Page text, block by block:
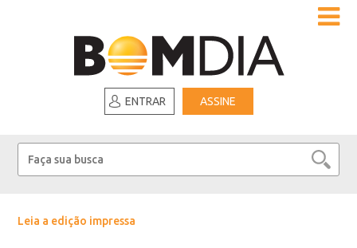
ENTRAR ASSINE
Leia a edição impressa